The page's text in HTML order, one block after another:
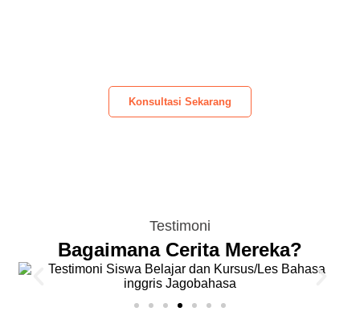
Konsultasi Sekarang
Testimoni
Bagaimana Cerita Mereka?